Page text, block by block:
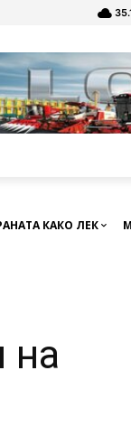
КАКО ЛЕК
на